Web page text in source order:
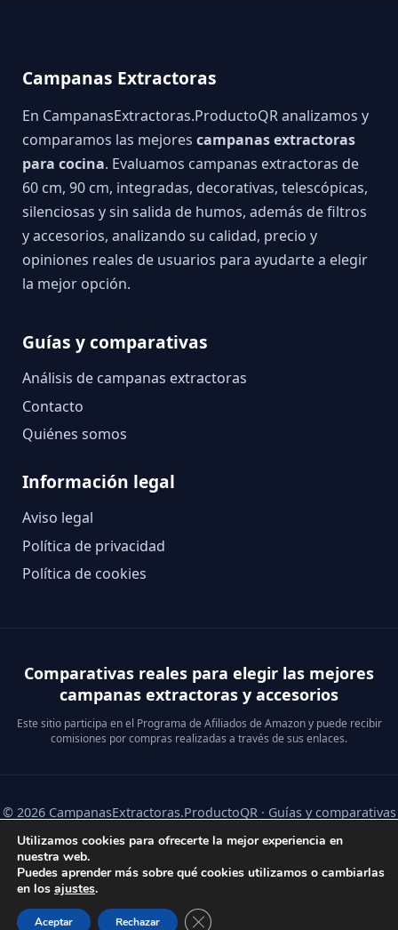
Campanas Extractoras
En CampanasExtractoras.ProductoQR analizamos y
comparamos las mejores campanas extractoras
para cocina. Evaluamos campanas extractoras de
60 cm, 90 cm, integradas, decorativas, telescópicas,
silenciosas y sin salida de humos, además de filtros
y accesorios, analizando su calidad, precio y
opiniones reales de usuarios para ayudarte a elegir
la mejor opción.
Guías y comparativas
Análisis de campanas extractoras
Contacto
Quiénes somos
Información legal
Aviso legal
Política de privacidad
Política de cookies
Comparativas reales para elegir las mejores
campanas extractoras y accesorios
Este sitio participa en el Programa de Afiliados de Amazon y puede recibir
comisiones por compras realizadas a través de sus enlaces.
© 2026 CampanasExtractoras.ProductoQR · Guías y comparativas
Utilizamos cookies para ofrecerte la mejor experiencia en
nuestra web.
Puedes aprender más sobre qué cookies utilizamos o cambiarlas
en los ajustes.
Aceptar Rechazar Cerrar el banner de cookies RGPD